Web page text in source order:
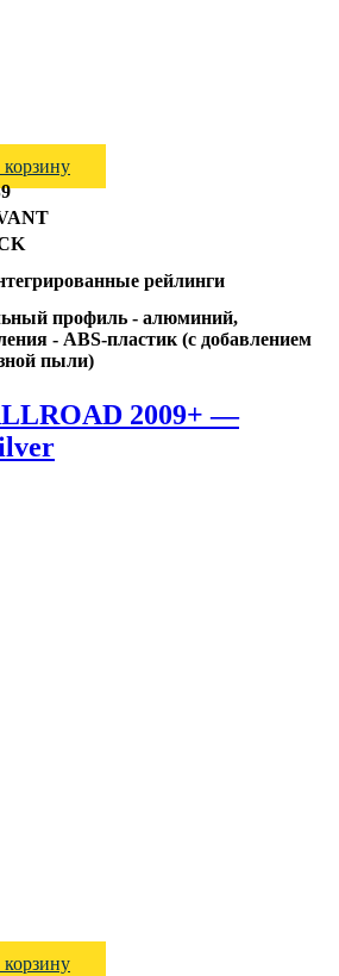
рейлинги
профиль - алюминий,
- ABS-пластик (с добавлением
пыли)
2009+ —